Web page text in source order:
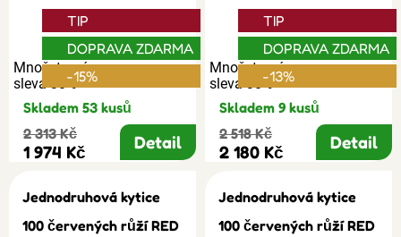
Množstevní
sleva 30%
TIP
DOPRAVA ZDARMA
-15%
Skladem 53 kusů
2 313 Kč
1 974 Kč Detail
Množstevní
sleva 30%
TIP
DOPRAVA ZDARMA
-13%
Skladem 9 kusů
2 518 Kč
2 180 Kč Detail
Jednodruhová kytice
100 červených růží RED
Jednodruhová kytice
100 červených růží RED